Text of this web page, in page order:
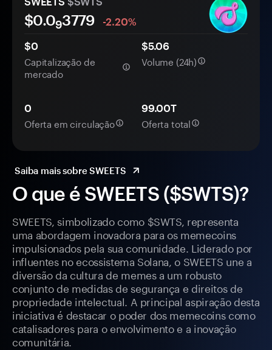
O que é SWEETS ($SWTS)?
SWEETS, simbolizado como $SWTS, representa
uma abordagem inovadora para os memecoins
impulsionados pela sua comunidade. Liderado por
influentes no ecossistema Solana, o SWEETS une a
diversão da cultura de memes a um robusto
conjunto de medidas de segurança e direitos de
propriedade intelectual. A principal aspiração desta
iniciativa é destacar o poder dos memecoins como
catalisadores para o envolvimento e a inovação
comunitária.
$0.093779
-2.20%
$0
Capitalização de
mercado
$5.06
Volume (24h)
0
Oferta em circulação
99.00T
Oferta total
Saiba mais sobre SWEETS